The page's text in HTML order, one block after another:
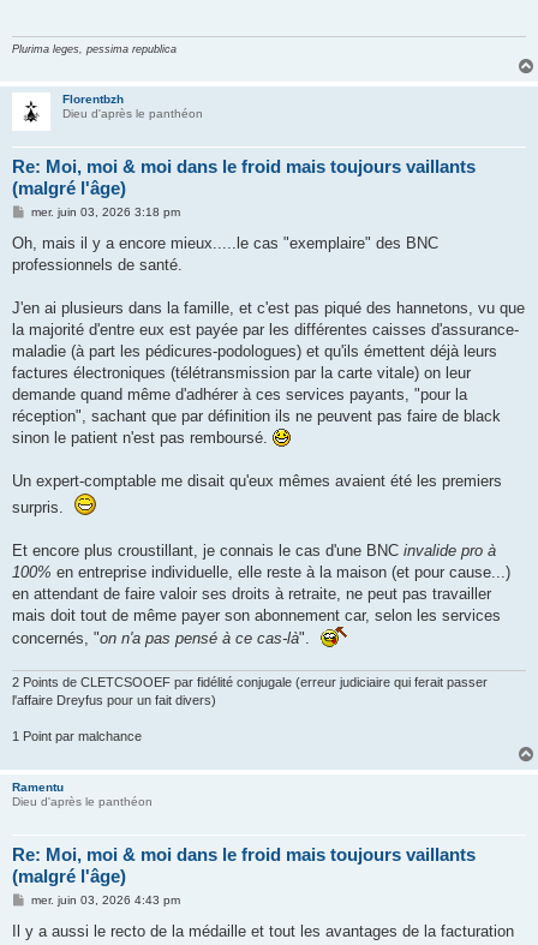
Plurima leges, pessima republica
Florentbzh
Dieu d'après le panthéon
Re: Moi, moi & moi dans le froid mais toujours vaillants
(malgré l'âge)
M
s
a
mer. juin 03, 2026 3:18 pm
Oh, mais il y a encore mieux.....le cas "exemplaire" des BNC
professionnels de santé.
J'en ai plusieurs dans la famille, et c'est pas piqué des hannetons, vu que
la majorité d'entre eux est payée par les différentes caisses d'assurance-
maladie (à part les pédicures-podologues) et qu'ils émettent déjà leurs
factures électroniques (télétransmission par la carte vitale) on leur
demande quand même d'adhérer à ces services payants, "pour la
réception", sachant que par définition ils ne peuvent pas faire de black
sinon le patient n'est pas remboursé.
Un expert-comptable me disait qu'eux mêmes avaient été les premiers
surpris.
Et encore plus croustillant, je connais le cas d'une BNC invalide pro à
100% en entreprise individuelle, elle reste à la maison (et pour cause...)
en attendant de faire valoir ses droits à retraite, ne peut pas travailler
mais doit tout de même payer son abonnement car, selon les services
concernés, "on n'a pas pensé à ce cas-là".
2 Points de CLETCSOOEF par fidélité conjugale (erreur judiciaire qui ferait passer
l'affaire Dreyfus pour un fait divers)
1 Point par malchance
Ramentu
Dieu d'après le panthéon
Re: Moi, moi & moi dans le froid mais toujours vaillants
(malgré l'âge)
M
s
s
mer. juin 03, 2026 4:43 pm
Il y a aussi le recto de la médaille et tout les avantages de la facturation